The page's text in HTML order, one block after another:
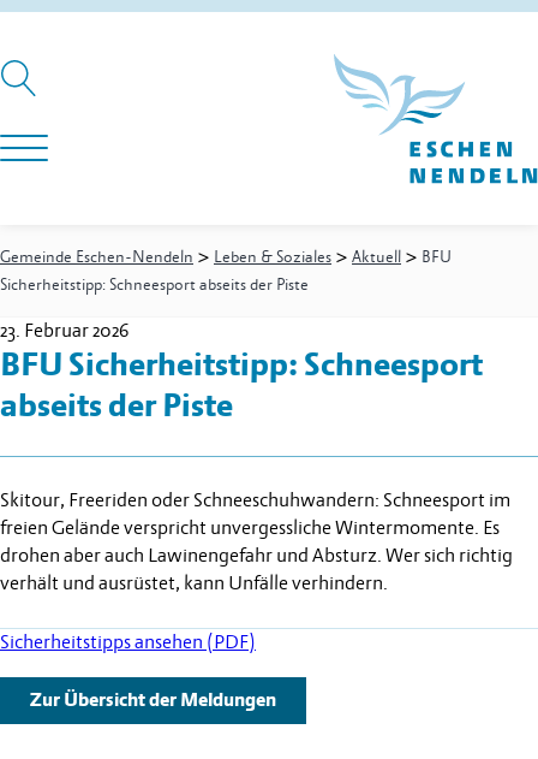
Gemeinde Eschen-Nendeln > Leben & Soziales > Aktuell > BFU
Sicherheitstipp: Schneesport abseits der Piste
23. Februar 2026
BFU Sicherheitstipp: Schneesport
abseits der Piste
Skitour, Freeriden oder Schneeschuhwandern: Schneesport im
freien Gelände verspricht unvergessliche Wintermomente. Es
drohen aber auch Lawinengefahr und Absturz. Wer sich richtig
verhält und ausrüstet, kann Unfälle verhindern.
Sicherheitstipps ansehen (PDF)
Zur Übersicht der Meldungen